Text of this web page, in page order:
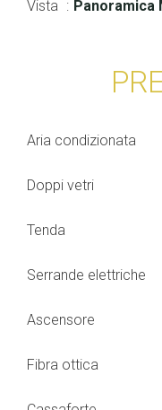
Vista Panoramica
Aria condizionata
Doppi vetri
Tenda
Serrande elettriche
Ascensore
Fibra ottica